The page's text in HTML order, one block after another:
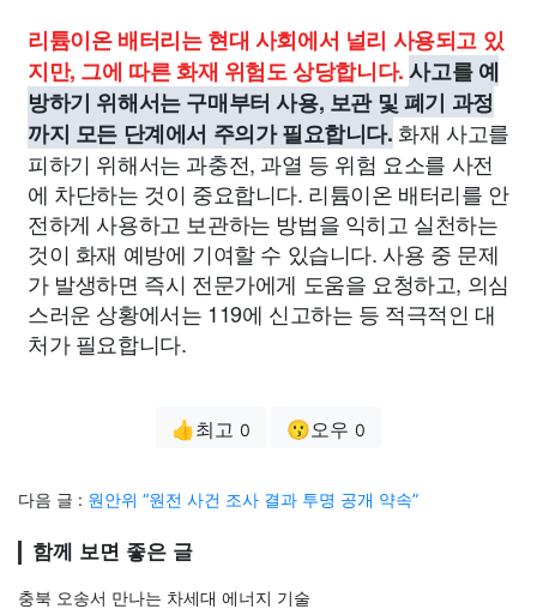
리튬이온 배터리는 현대 사회에서 널리 사용되고 있
지만, 그에 따른 화재 위험도 상당합니다. 사고를 예
방하기 위해서는 구매부터 사용, 보관 및 폐기 과정
까지 모든 단계에서 주의가 필요합니다. 화재 사고를
피하기 위해서는 과충전, 과열 등 위험 요소를 사전
에 차단하는 것이 중요합니다. 리튬이온 배터리를 안
전하게 사용하고 보관하는 방법을 익히고 실천하는
것이 화재 예방에 기여할 수 있습니다. 사용 중 문제
가 발생하면 즉시 전문가에게 도움을 요청하고, 의심
스러운 상황에서는 119에 신고하는 등 적극적인 대
처가 필요합니다.
👍최고 0 😗오우 0
다음 글 : 원안위 “원전 사건 조사 결과 투명 공개 약속”
함께 보면 좋은 글
충북 오송서 만나는 차세대 에너지 기술